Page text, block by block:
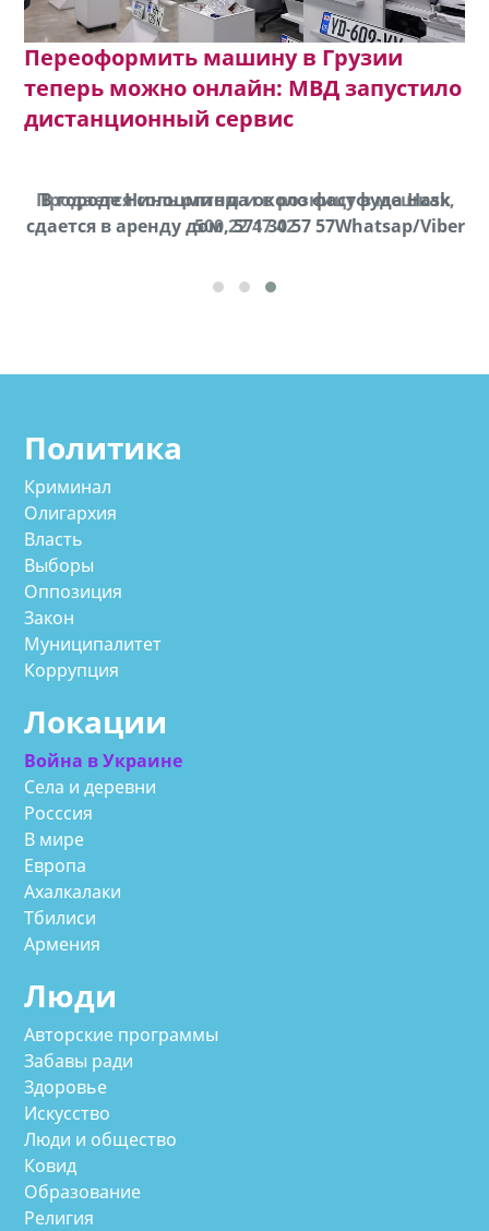
Переоформить машину в Грузии
теперь можно онлайн: МВД запустило
дистанционный сервис
Продается соль оптом и в розницу в мешках,
500 22 47 42
В городе Ниноцминда около фастфуда Hask
cдается в аренду дом, 571 30 57 57Whatsap/Viber
Политика
Криминал
Олигархия
Власть
Выборы
Оппозиция
Закон
Муниципалитет
Коррупция
Локации
Война в Украине
Села и деревни
Росссия
В мире
Европа
Ахалкалаки
Тбилиси
Армения
Люди
Авторские программы
Забавы ради
Здоровье
Искусство
Люди и общество
Ковид
Образование
Религия